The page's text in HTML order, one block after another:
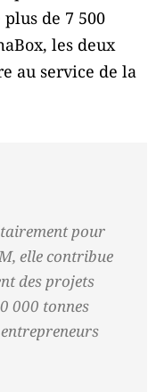
de 7 500
les deux
au service de la
pour
elle contribue
des projets
000 tonnes